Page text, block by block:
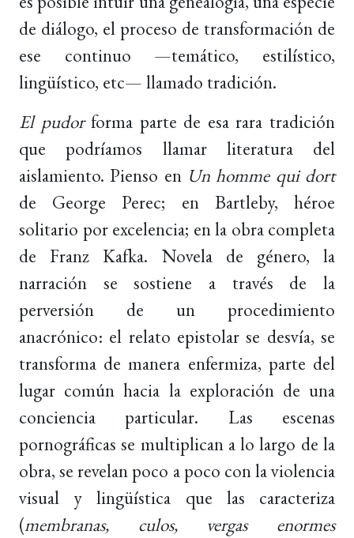
de diálogo, el proceso de transformación de
ese continuo —temático, estilístico,
lingüístico, etc— llamado tradición.
El pudorforma parte de esa rara tradición
que podríamos llamar literatura del
aislamiento. Pienso en Un homme qui dort
de George Perec; en Bartleby, héroe
solitario por excelencia; en la obra completa
de Franz Kafka. Novela de género, la
narración se sostiene a través de la
perversión de un procedimiento
anacrónico: el relato epistolar se desvía, se
transforma de manera enfermiza, parte del
lugar común hacia la exploración de una
conciencia particular. Las escenas
pornográficas se multiplican a lo largo de la
obra, se revelan poco a poco con la violencia
visual y lingüística que las caracteriza
(membranas, culos, vergas enormes